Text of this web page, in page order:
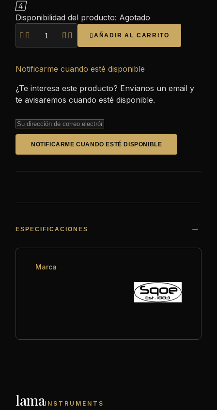

Disponibilidad del producto: Agotado
     AÑADIR AL CARRITO
Notificarme cuando esté disponible
¿Te interesa este producto? Envíanos un email y
te avisaremos cuando esté disponible.
NOTIFICARME CUANDO ESTÉ DISPONIBLE
ESPECIFICACIONES
Marca
lamaINSTRUMENTS